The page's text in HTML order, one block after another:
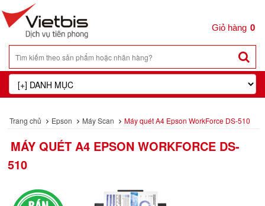
0
Trang chủ Epson Máy Scan Máy quét A4 Epson WorkForce DS-510
MÁY QUÉT A4 EPSON WORKFORCE DS-
510